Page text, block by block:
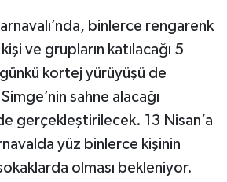
binlerce rengarenk
ve grupların katılacağı 5
kortej yürüyüşü de
sahne alacağı
gerçekleştirilecek. 13 Nisan’a
yüz binlerce kişinin
olması bekleniyor.